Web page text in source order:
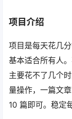
项目介绍
项目是每天花几
基本适合所有人
主要花不了几个
量操作，一篇文
10 篇即可。稳定